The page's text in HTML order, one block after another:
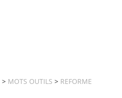
> MOTS OUTILS > REFORME